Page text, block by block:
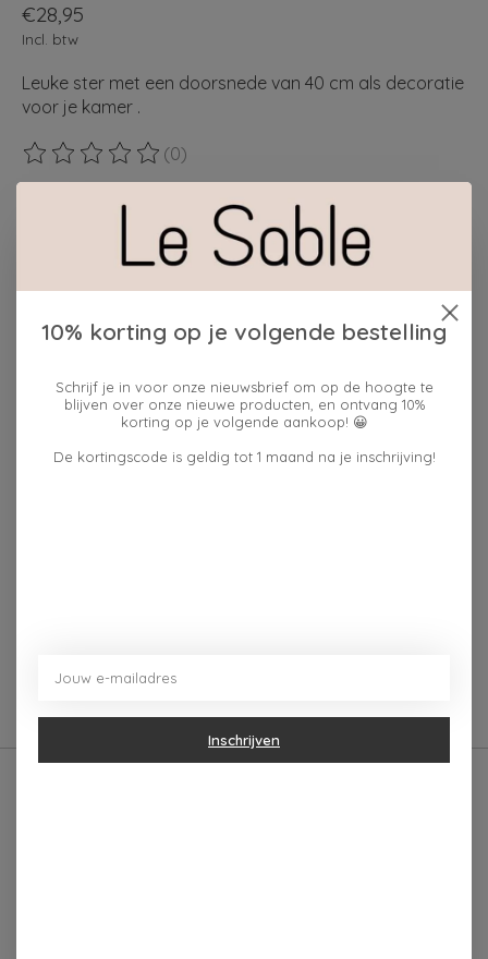
€28,95
Incl. btw
Leuke ster met een doorsnede van 40 cm als decoratie
voor je kamer .
De beoordeling van dit product is
(0)
Toevoegen aan winkelwagen
Plaats bestelling
beoordelingen
10% korting op je volgende bestelling
Schrijf je in voor onze nieuwsbrief om op de hoogte te
blijven over onze nieuwe producten, en ontvang 10%
korting op je volgende aankoop! 😀
De kortingscode is geldig tot 1 maand na je inschrijving!
Inschrijven